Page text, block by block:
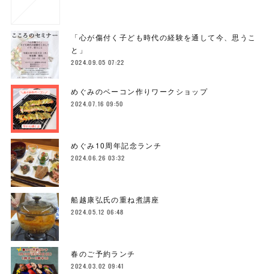
「心が傷付く子ども時代の経験を通して今、思うこ
と」
2024.09.05 07:22
めぐみのベーコン作りワークショップ
2024.07.16 09:50
めぐみ10周年記念ランチ
2024.06.26 03:32
船越康弘氏の重ね煮講座
2024.05.12 06:48
春のご予約ランチ
2024.03.02 09:41